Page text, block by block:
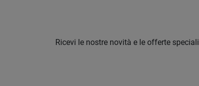
Ricevi le nostre novità e le offerte speciali